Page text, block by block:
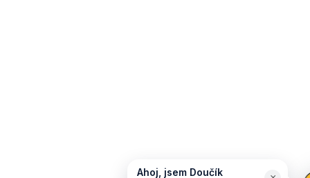
Ahoj, jsem Doučík